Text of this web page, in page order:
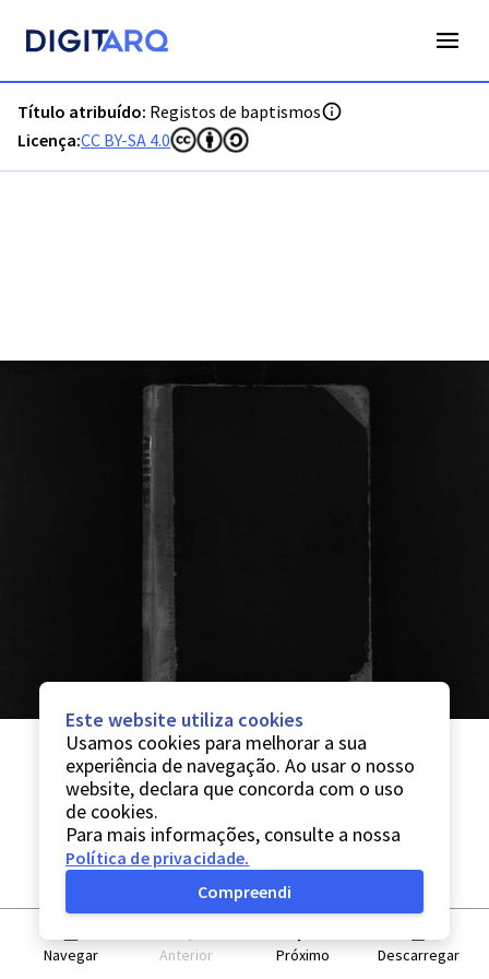
Título atribuído: Registos de baptismos
Licença:CC BY-SA 4.0
Navegar Anterior Próximo Descarregar
Este website utiliza cookies
Usamos cookies para melhorar a sua
experiência de navegação. Ao usar o nosso
website, declara que concorda com o uso
de cookies.
Para mais informações, consulte a nossa
Política de privacidade.
Compreendi